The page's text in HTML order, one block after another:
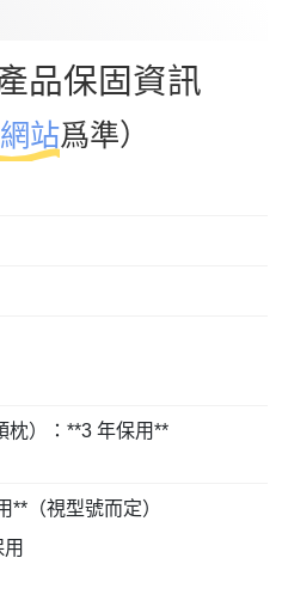
品保固資訊
站爲準）
枕）：**3 年保用**
**（視型號而定）